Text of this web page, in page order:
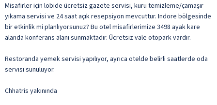
Misafirler için lobide ücretsiz gazete servisi, kuru temizleme/çamaşır
yıkama servisi ve 24 saat açık resepsiyon mevcuttur. Indore bölgesinde
bir etkinlik mi planlıyorsunuz? Bu otel misafirlerimize 3498 ayak kare
alanda konferans alanı sunmaktadır. Ücretsiz vale otopark vardır.
Restoranda yemek servisi yapılıyor, ayrıca otelde belirli saatlerde oda
servisi sunuluyor.
Chhatris yakınında